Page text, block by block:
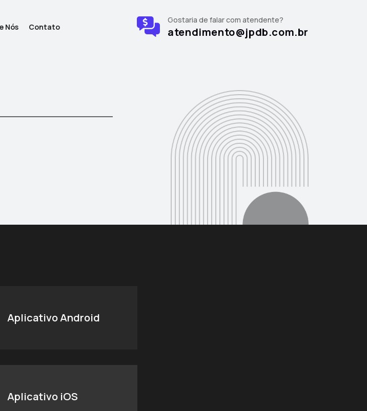
Nós Contato
Gostaria de falar com atendente?
atendimento@jpdb.com.br
Aplicativo Android
Aplicativo iOS